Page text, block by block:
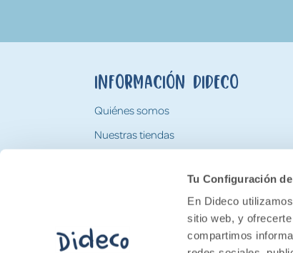
Tu Configuración
En Dideco
sitio web, y
compartimos
Información Dideco
Quiénes somos
Nuestras tiendas
Tarjeta Regalo Dideco